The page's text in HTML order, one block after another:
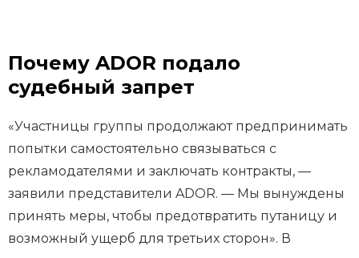
Почему ADOR подало
судебный запрет
«Участницы группы продолжают предпринимать
попытки самостоятельно связываться с
рекламодателями и заключать контракты, —
заявили представители ADOR. — Мы вынуждены
принять меры, чтобы предотвратить путаницу и
возможный ущерб для третьих сторон». В